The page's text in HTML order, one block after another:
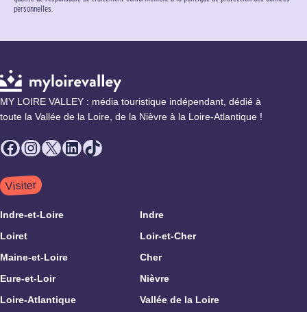
personnelles.
MY LOIRE VALLEY : média touristique indépendant, dédié à
toute la Vallée de la Loire, de la Nièvre à la Loire-Atlantique !
Facebook
Instagram
X LinkedIn
TikTok
Visiter
Indre-et-Loire
Indre
Loiret
Loir-et-Cher
Maine-et-Loire
Cher
Eure-et-Loir
Nièvre
Loire-Atlantique
Vallée de la Loire